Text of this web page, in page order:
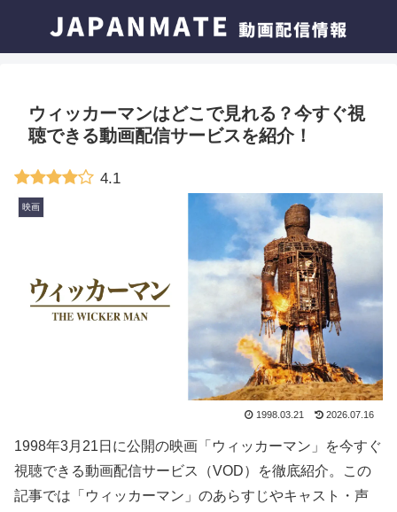
ウィッカーマンはどこで見れる？今すぐ視
聴できる動画配信サービスを紹介！
4.1
映画
1998.03.21 2026.07.16
1998年3月21日に公開の映画「ウィッカーマン」を今すぐ
視聴できる動画配信サービス（VOD）を徹底紹介。この
記事では「ウィッカーマン」のあらすじやキャスト・声